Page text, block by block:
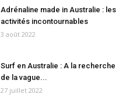
Adrénaline made in Australie : les
activités incontournables
3 août 2022
Surf en Australie : A la recherche
de la vague...
27 juillet 2022